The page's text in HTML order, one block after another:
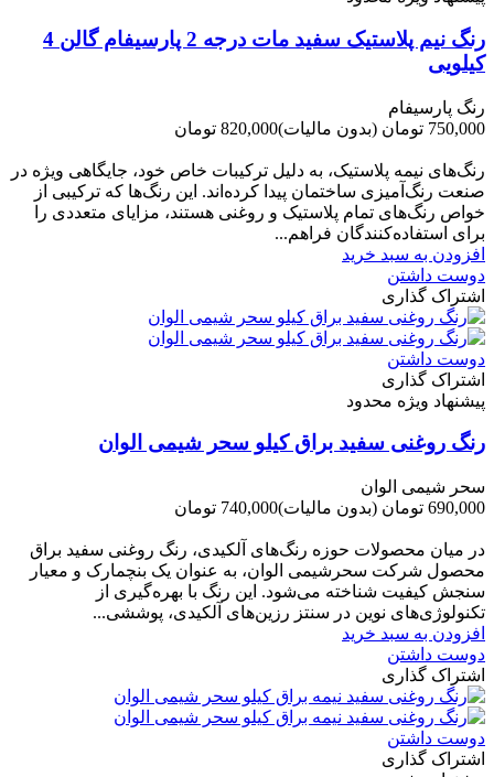
رنگ نیم پلاستیک سفید مات درجه 2 پارسیفام گالن 4
کیلویی
رنگ پارسیفام
750,000 تومان
(بدون مالیات)820,000 تومان
رنگ‌های نیمه پلاستیک، به دلیل ترکیبات خاص خود، جایگاهی ویژه در
صنعت رنگ‌آمیزی ساختمان پیدا کرده‌اند. این رنگ‌ها که ترکیبی از
خواص رنگ‌های تمام پلاستیک و روغنی هستند، مزایای متعددی را
برای استفاده‌کنندگان فراهم...
افزودن به سبد خرید
دوست داشتن
اشتراک گذاری
دوست داشتن
اشتراک گذاری
پیشنهاد ویژه محدود
رنگ روغنی سفید براق کیلو سحر شیمی الوان
سحر شیمی الوان
690,000 تومان
(بدون مالیات)740,000 تومان
در میان محصولات حوزه رنگ‌های آلکیدی، رنگ روغنی سفید براق
محصول شرکت سحرشیمی الوان، به عنوان یک بنچمارک و معیار
سنجش کیفیت شناخته می‌شود. این رنگ با بهره‌گیری از
تکنولوژی‌های نوین در سنتز رزین‌های آلکیدی، پوششی...
افزودن به سبد خرید
دوست داشتن
اشتراک گذاری
دوست داشتن
اشتراک گذاری